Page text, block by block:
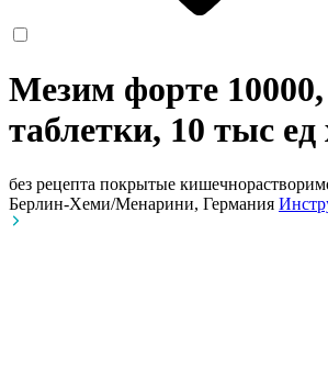
Мезим форте 10000,
таблетки, 10 тыс ед
без рецепта покрытые
Берлин-Хеми/Менарини, Германия